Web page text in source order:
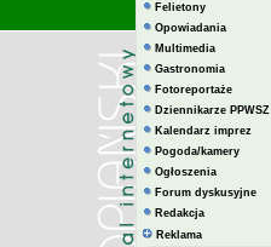
Felietony
Opowiadania
Multimedia
Gastronomia
Fotoreportaże
Dziennikarze PPWSZ
Kalendarz imprez
Pogoda/kamery
Ogłoszenia
Forum dyskusyjne
Redakcja
Reklama